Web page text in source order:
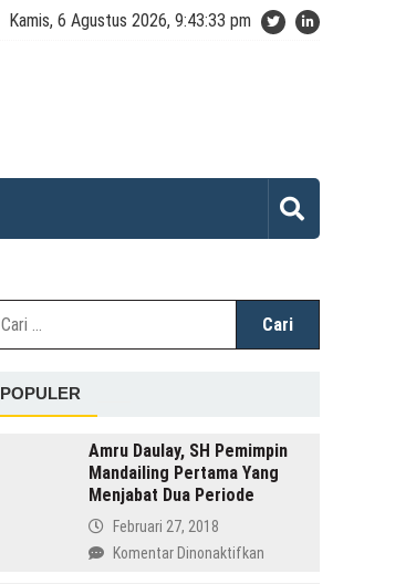
Kamis, 6 Agustus 2026, 9:43:33 pm
POPULER
Amru Daulay, SH Pemimpin
Mandailing Pertama Yang
Menjabat Dua Periode
Februari 27, 2018
Komentar Dinonaktifkanpada